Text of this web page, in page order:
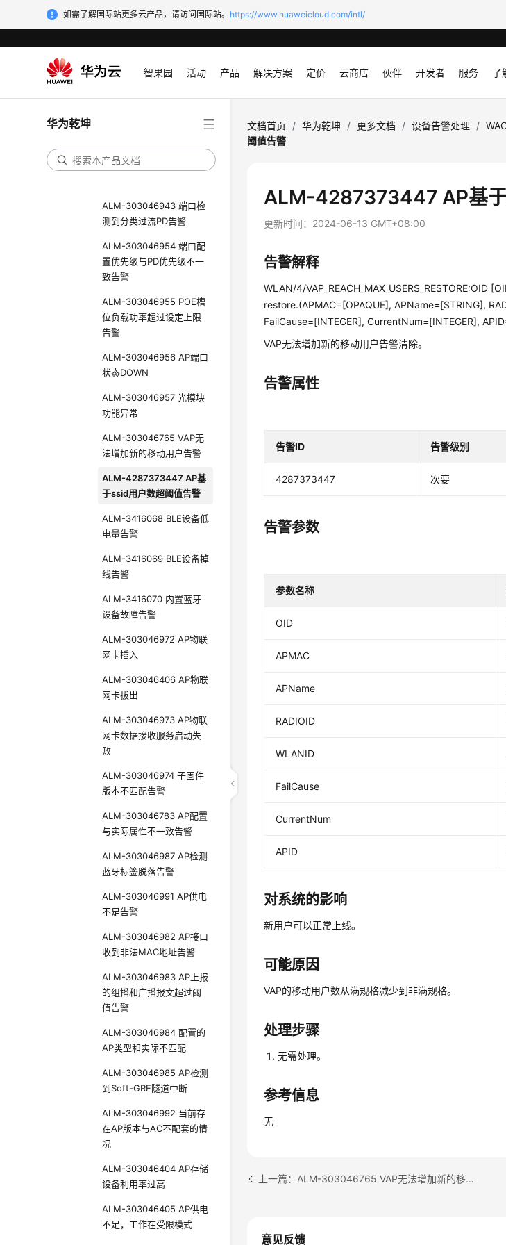
如需了解国际站更多云产品，请访问国际站。 https://www.huaweicloud.com/intl/
智果园 活动 产品 解决方案 定价 云商店 伙伴 开发者 服务 了
华为乾坤
备插入
ALM-303046941 PoE接
口满足了供电条件
ALM-303046942 端口检
ALM-303046407 PD从端
ALM-303046943 端口检
测到分类过流PD告警
ALM-303046954 端口配
置优先级与PD优先级不一
致告警
ALM-303046955 POE槽
位负载功率超过设定上限
告警
ALM-303046956 AP端口
状态DOWN
ALM-303046957 光模块
功能异常
ALM-303046765 VAP无
法增加新的移动用户告警
ALM-4287373447 AP基
于ssid用户数超阈值告警
ALM-3416068 BLE设备低
电量告警
ALM-3416069 BLE设备掉
线告警
ALM-3416070 内置蓝牙
设备故障告警
ALM-303046972 AP物联
网卡插入
ALM-303046406 AP物联
网卡拔出
ALM-303046973 AP物联
网卡数据接收服务启动失
败
ALM-303046974 子固件
版本不匹配告警
ALM-303046783 AP配置
与实际属性不一致告警
ALM-303046987 AP检测
蓝牙标签脱落告警
ALM-303046991 AP供电
不足告警
ALM-303046982 AP接口
收到非法MAC地址告警
ALM-303046983 AP上报
的组播和广播报文超过阈
值告警
ALM-303046984 配置的
AP类型和实际不匹配
ALM-303046985 AP检测
到Soft-GRE隧道中断
ALM-303046992 当前存
在AP版本与AC不配套的情
况
ALM-303046404 AP存储
设备利用率过高
ALM-303046405 AP供电
不足，工作在受限模式
文档首页 / 华为乾坤 / 更多文档 / 设备告警处理 /
阈值告警
ALM-4287373447 AP基
更新时间： 2024-06-13 GMT+08:00
告警解释
WLAN/4/VAP_REACH_MAX_USERS_RESTORE:OID
restore.(APMAC=[OPAQUE], APName=[STRING],
FailCause=[INTEGER], CurrentNum=[INTEGER],
VAP无法增加新的移动用户告警清除。
告警属性
告警ID 告警级别
4287373447 次要
告警参数
参数名称
OID
APMAC
APName
RADIOID
WLANID
FailCause
CurrentNum
APID
对系统的影响
新用户可以正常上线。
可能原因
VAP的移动用户数从满规格减少到非满规格。
处理步骤
无需处理。
参考信息
无
上一篇：ALM-303046765 VAP无法增加新的移动用户告警
意见反馈